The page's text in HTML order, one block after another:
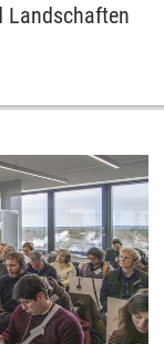
Landschaften